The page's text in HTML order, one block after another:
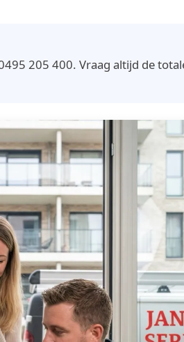
205 400. Vraag altijd de